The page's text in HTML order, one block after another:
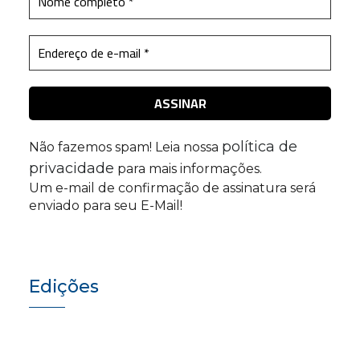
Não fazemos spam! Leia nossa política de
privacidade para mais informações.
Um e-mail de confirmação de assinatura será
enviado para seu E-Mail!
Edições